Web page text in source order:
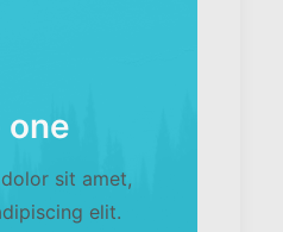
one
sit amet,
elit.